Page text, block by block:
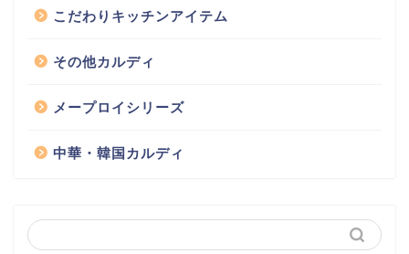
こだわりキッチンアイテム
その他カルディ
メープロイシリーズ
中華・韓国カルディ